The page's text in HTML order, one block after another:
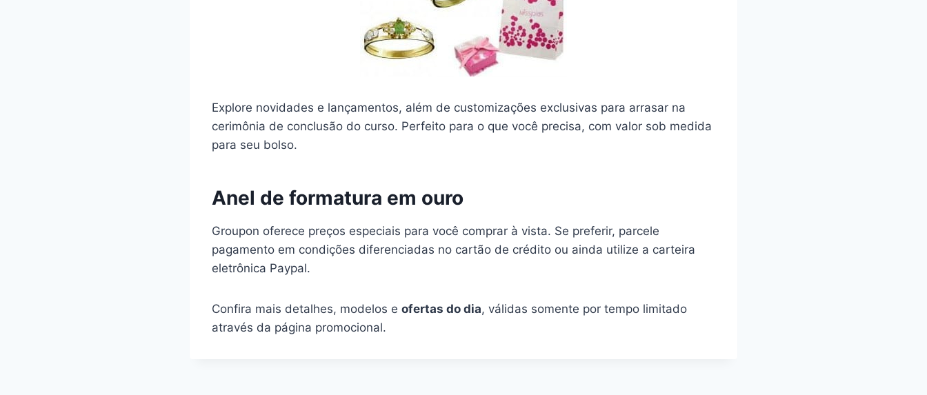
Explore novidades e lançamentos, além de customizações exclusivas para arrasar na
cerimônia de conclusão do curso. Perfeito para o que você precisa, com valor sob medida
para seu bolso.
Anel de formatura em ouro
Groupon oferece preços especiais para você comprar à vista. Se preferir, parcele
pagamento em condições diferenciadas no cartão de crédito ou ainda utilize a carteira
eletrônica Paypal.
Confira mais detalhes, modelos e ofertas do dia, válidas somente por tempo limitado
através da página promocional.